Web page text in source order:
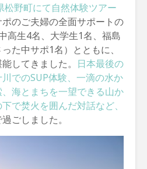
松野町にて自然体験ツアー
のご夫婦の全面サポートの
高生4名、大学生1名、福島
た中サポ1名）とともに、
してきました。 日本最後の
でのSUP体験、一滴の水か
海とまちを一望できる山か
で焚火を囲んだ対話など、
ごしました。